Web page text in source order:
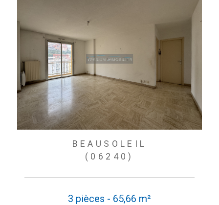
BEAUSOLEIL
(06240)
3 pièces - 65,66 m²